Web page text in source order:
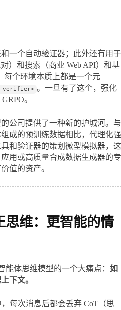
一个自动验证器；此外还有用于
）和搜索（商业 Web API）和基
每个环境本质上都是一个元
verifier> 。一旦有了这个，强化
。
公司提供了一种新的护城河。与
成的预训练数据相比，代理化强
和验证器的策划微型模拟器，这
用或高质量合成数据生成器的专
值的资产。
思维：更智能的情
能体思维模型的一个大痛点： 如
下文。
，每次消息后都会丢弃 CoT（思